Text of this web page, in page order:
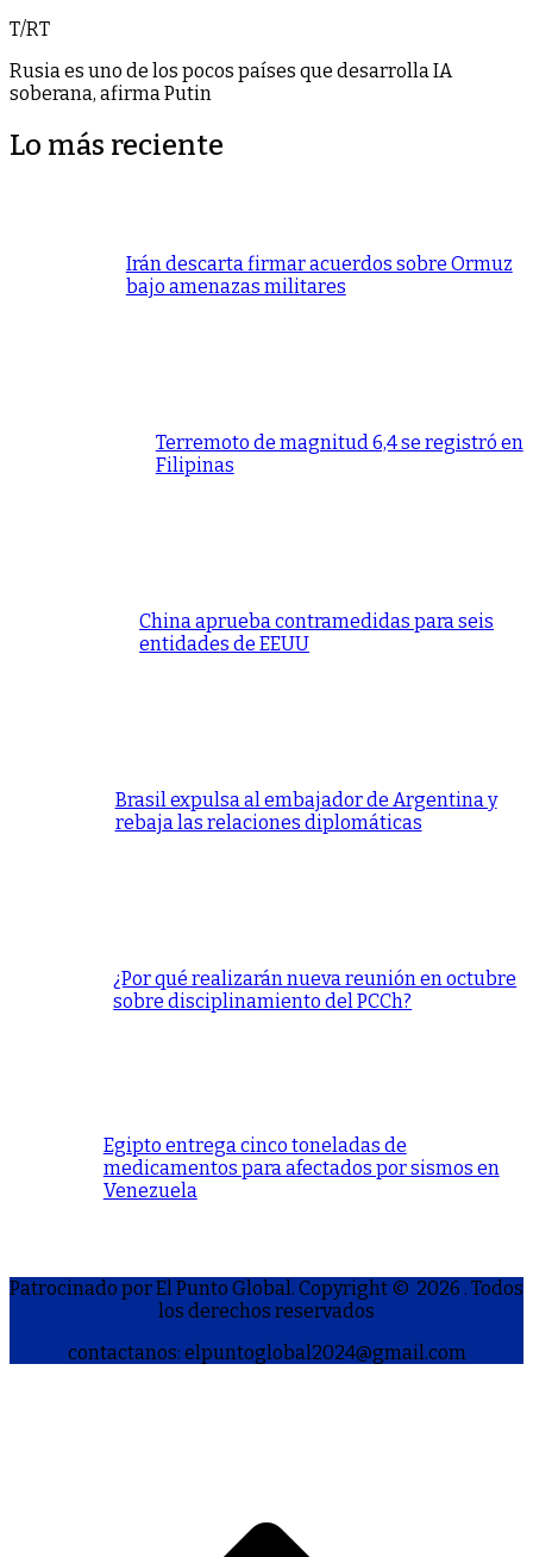
T/RT
Rusia es uno de los pocos países que desarrolla IA
soberana, afirma Putin
Lo más reciente
Irán descarta firmar acuerdos sobre Ormuz
bajo amenazas militares
Terremoto de magnitud 6,4 se registró en
Filipinas
China aprueba contramedidas para seis
entidades de EEUU
Brasil expulsa al embajador de Argentina y
rebaja las relaciones diplomáticas
¿Por qué realizarán nueva reunión en octubre
sobre disciplinamiento del PCCh?
Egipto entrega cinco toneladas de
medicamentos para afectados por sismos en
Venezuela
Patrocinado por El Punto Global. Copyright © 2026 . Todos
los derechos reservados
contactanos: elpuntoglobal2024@gmail.com